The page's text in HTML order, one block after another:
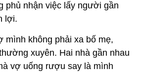
phủ nhận việc lấy người gần
lợi.
mình không phải xa bố mẹ,
xuyên. Hai nhà gần nhau
vợ uống rượu say là mình